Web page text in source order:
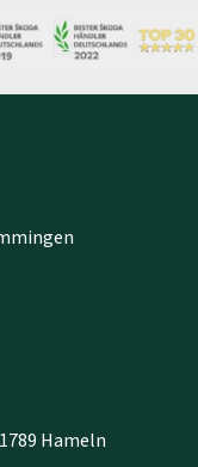
Hameln